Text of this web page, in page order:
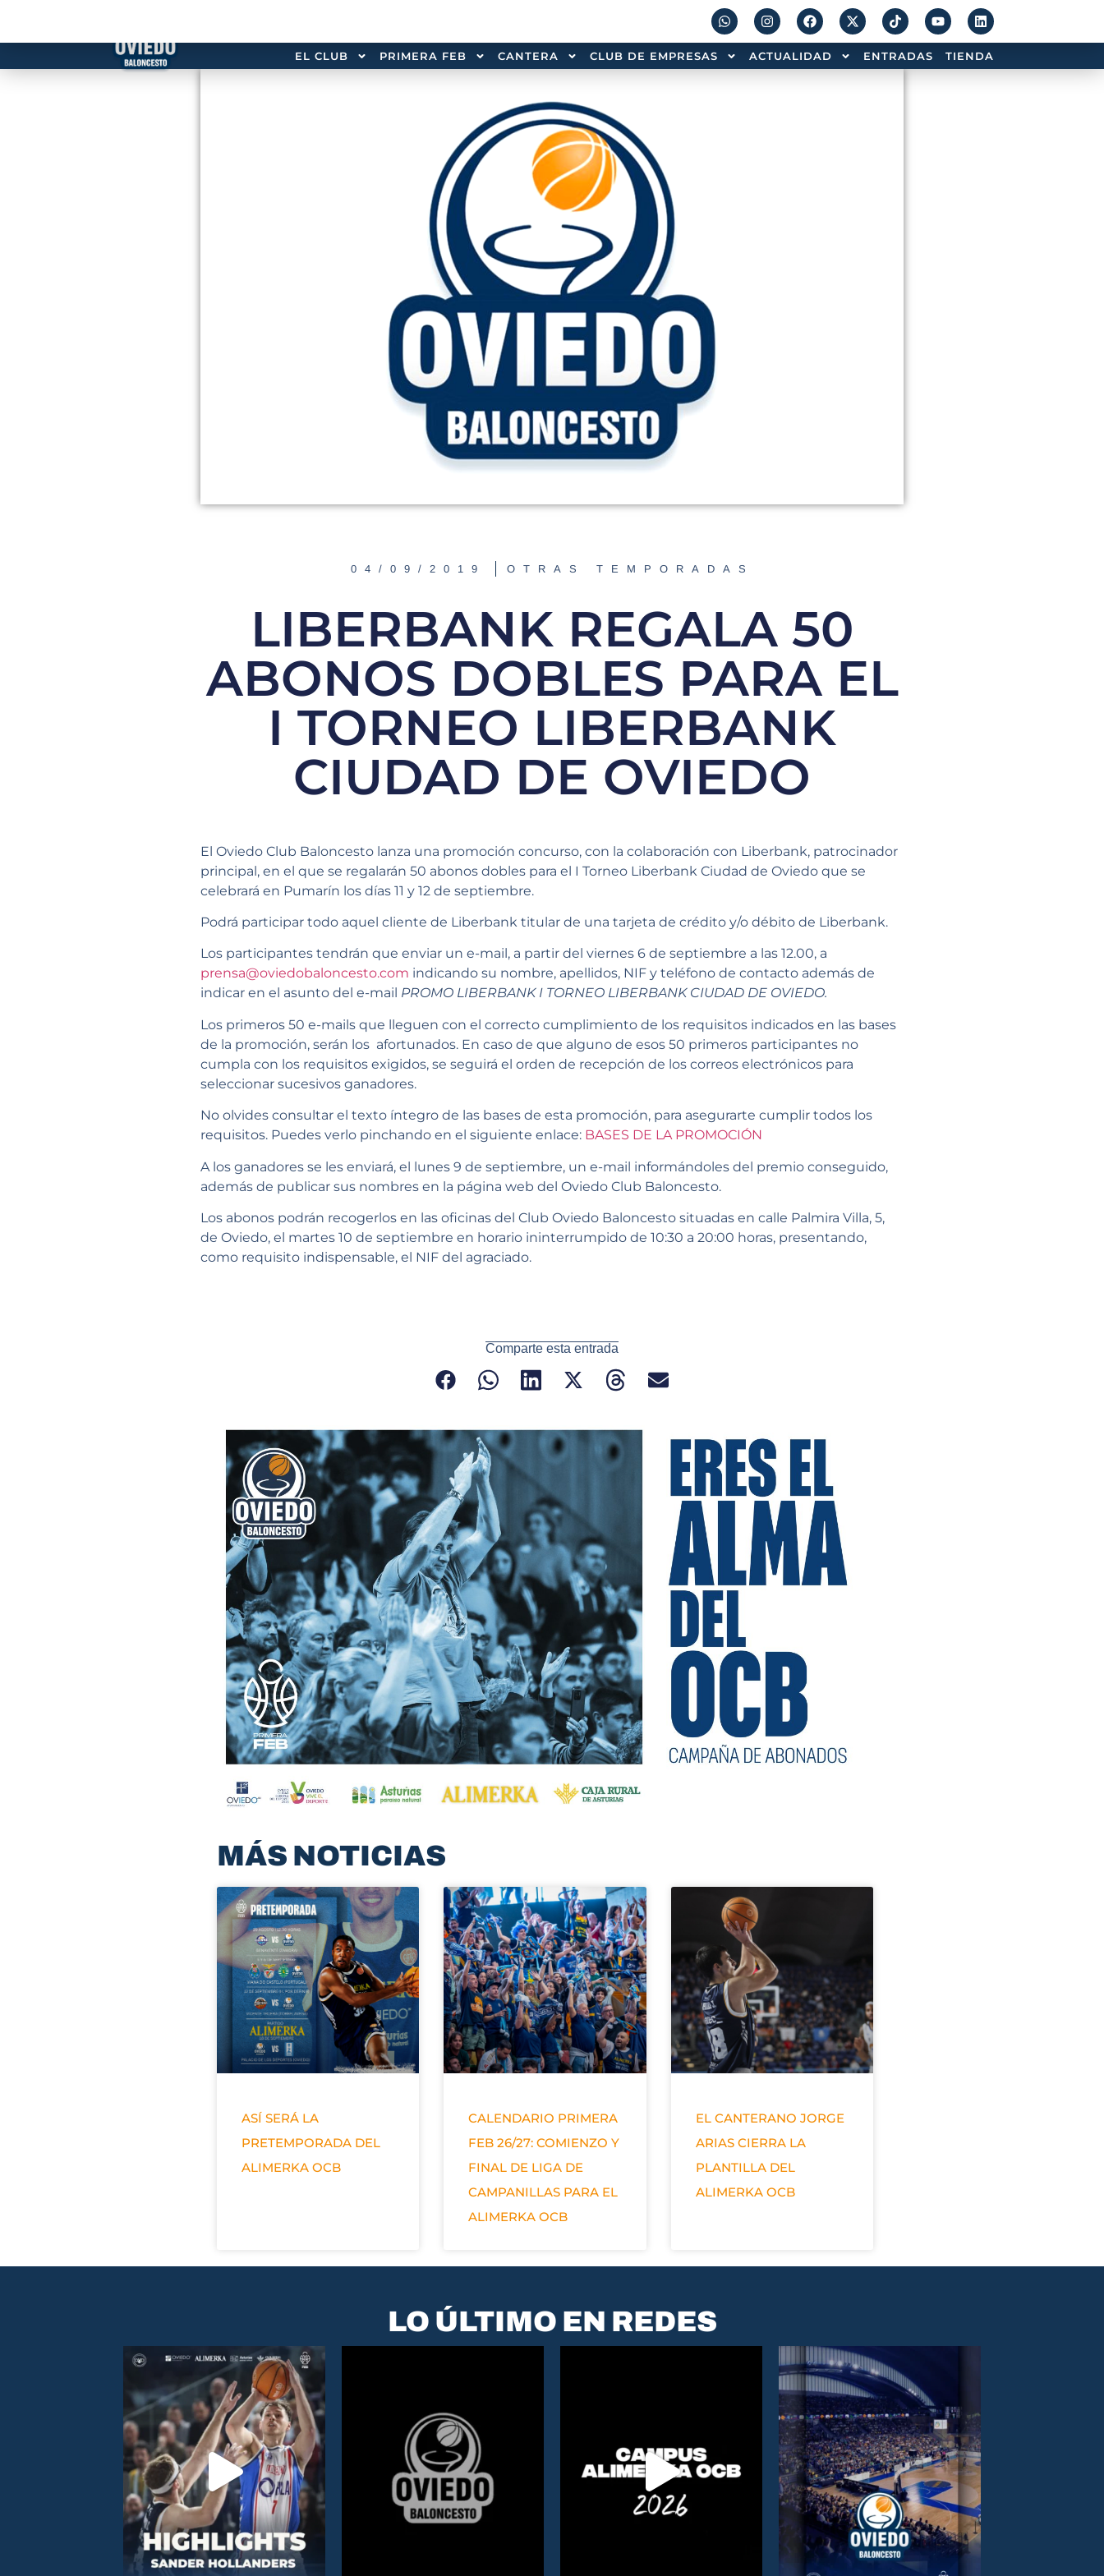
EL CLUB PRIMERA FEB CANTERA CLUB DE EMPRESAS ACTUALIDAD ENTRADAS TIENDA
04/09/2019 OTRAS TEMPORADAS
LIBERBANK REGALA 50
ABONOS DOBLES PARA EL
I TORNEO LIBERBANK
CIUDAD DE OVIEDO
El Oviedo Club Baloncesto lanza una promoción concurso, con la colaboración con Liberbank, patrocinador
principal, en el que se regalarán 50 abonos dobles para el I Torneo Liberbank Ciudad de Oviedo que se
celebrará en Pumarín los días 11 y 12 de septiembre.
Podrá participar todo aquel cliente de Liberbank titular de una tarjeta de crédito y/o débito de Liberbank.
Los participantes tendrán que enviar un e-mail, a partir del viernes 6 de septiembre a las 12.00, a
prensa@oviedobaloncesto.com indicando su nombre, apellidos, NIF y teléfono de contacto además de
indicar en el asunto del e-mail PROMO LIBERBANK I TORNEO LIBERBANK CIUDAD DE OVIEDO.
Los primeros 50 e-mails que lleguen con el correcto cumplimiento de los requisitos indicados en las bases
de la promoción, serán los afortunados. En caso de que alguno de esos 50 primeros participantes no
cumpla con los requisitos exigidos, se seguirá el orden de recepción de los correos electrónicos para
seleccionar sucesivos ganadores.
No olvides consultar el texto íntegro de las bases de esta promoción, para asegurarte cumplir todos los
requisitos. Puedes verlo pinchando en el siguiente enlace: BASES DE LA PROMOCIÓN
A los ganadores se les enviará, el lunes 9 de septiembre, un e-mail informándoles del premio conseguido,
además de publicar sus nombres en la página web del Oviedo Club Baloncesto.
Los abonos podrán recogerlos en las oficinas del Club Oviedo Baloncesto situadas en calle Palmira Villa, 5,
de Oviedo, el martes 10 de septiembre en horario ininterrumpido de 10:30 a 20:00 horas, presentando,
como requisito indispensable, el NIF del agraciado.
Comparte esta entrada
MÁS NOTICIAS
ASÍ SERÁ LA
PRETEMPORADA DEL
ALIMERKA OCB
CALENDARIO PRIMERA
FEB 26/27: COMIENZO Y
FINAL DE LIGA DE
CAMPANILLAS PARA EL
ALIMERKA OCB
EL CANTERANO JORGE
ARIAS CIERRA LA
PLANTILLA DEL
ALIMERKA OCB
LO ÚLTIMO EN REDES